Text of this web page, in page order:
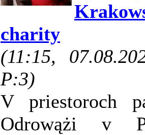
charity
(11:15,
P:3)
V priestoroch
Odrowążi v